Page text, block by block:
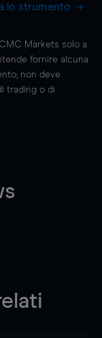
lo strumento
Markets solo a
fornire alcuna
non deve
trading o di